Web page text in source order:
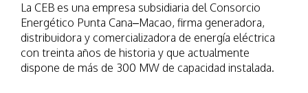
La CEB es una empresa subsidiaria del Consorcio
Energético Punta Cana–Macao, firma generadora,
distribuidora y comercializadora de energía eléctrica
con treinta años de historia y que actualmente
dispone de más de 300 MW de capacidad instalada.